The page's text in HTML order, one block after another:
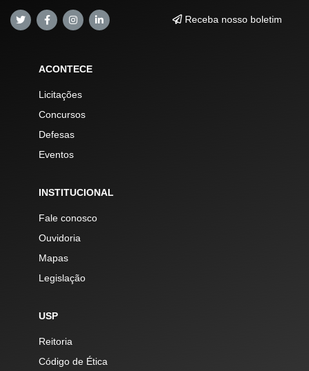
Receba nosso boletim
ACONTECE
Licitações
Concursos
Defesas
Eventos
INSTITUCIONAL
Fale conosco
Ouvidoria
Mapas
Legislação
USP
Reitoria
Código de Ética